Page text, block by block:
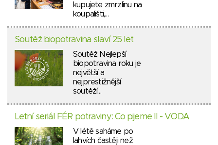
kupujete zmrzlinu na
koupališti,…
Soutěž biopotravina slaví 25 let
Soutěž Nejlepší
biopotravina roku je
největší a
nejprestižnější
soutěží…
Letní seriál FÉR potraviny: Co pijeme II - VODA
V létě saháme po
lahvích častěji než